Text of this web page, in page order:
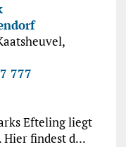
777
Efteling liegt
findest d...